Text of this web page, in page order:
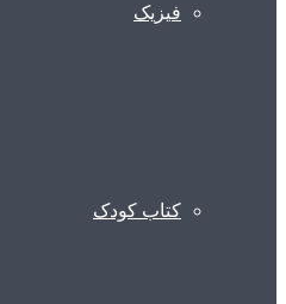
فیزیک
کتاب کودک